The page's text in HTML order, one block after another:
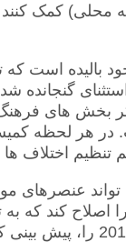
محلی) کمک
بالیده است که
گنجانده
بخش های
در هر لحظه
اختلاف ها
تواند عنصرهای
اصلاح کند که
مالکیت فردی و بسیجیدن وسیعِ به